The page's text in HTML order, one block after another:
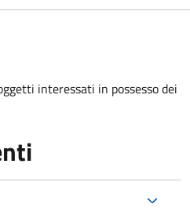
interessati in possesso dei